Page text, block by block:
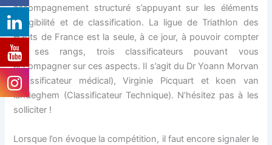
accompagnement structuré s’appuyant sur les éléments
d’éligibilité et de classification. La ligue de Triathlon des
Hauts de France est la seule, à ce jour, à pouvoir compter
en ses rangs, trois classificateurs pouvant vous
accompagner sur ces aspects. Il s’agit du Dr Yoann Morvan
(Classificateur médical), Virginie Picquart et koen van
landeghem (Classificateur Technique). N’hésitez pas à les
solliciter !
Lorsque l’on évoque la compétition, il faut encore signaler le